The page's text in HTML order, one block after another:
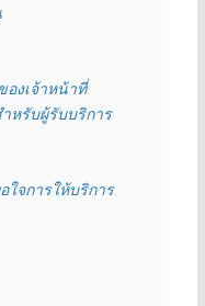
งเจ้าหน้าที่
หรับผู้รับบริการ
ใจการให้บริการ